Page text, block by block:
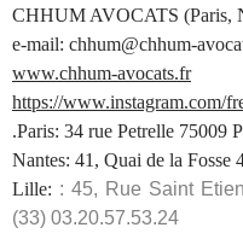
CHHUM AVOCATS (Paris,
e-mail: chhum@chhum-
www.chhum-avocats.fr
https://www.instagram.com/
.Paris: 34 rue Petrelle 75009
Nantes: 41, Quai de la Fosse
Lille: : 45, Rue Saint
(33) 03.20.57.53.24